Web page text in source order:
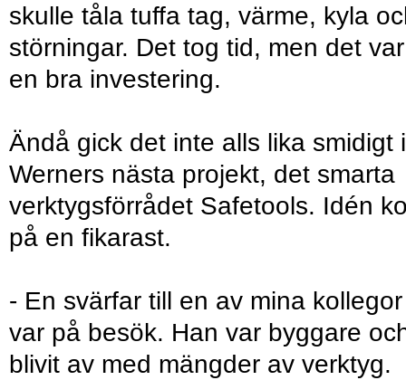
skulle tåla tuffa tag, värme, kyla
störningar. Det tog tid, men det var
en bra investering.
Ändå gick det inte alls lika smidigt i
Werners nästa projekt, det smarta
verktygsförrådet Safetools. Idén
på en fikarast.
- En svärfar till en av mina kollegor
var på besök. Han var byggare
blivit av med mängder av verktyg.